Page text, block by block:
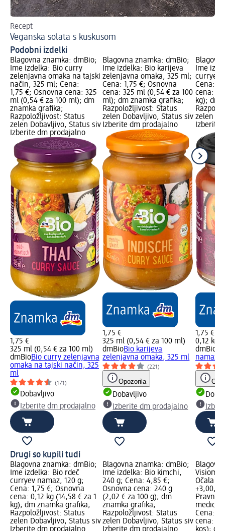
Recept
Veganska solata s kuskusom
Podobni izdelki
Blagovna znamka: dmBio;
Ime izdelka: Bio curry
zelenjavna omaka na tajski
način, 325 ml; Cena:
1,75 €; Osnovna cena: 325
ml (0,54 € za 100 ml); dm
znamka grafika;
Razpoložljivost: Status
zelen Dobavljivo, Status siv
Izberite dm prodajalno
1,75 €
325 ml (0,54 € za 100 ml)
dmBioBio curry zelenjavna
omaka na tajski način, 325
ml
(171)
Dobavljivo
Izberite dm prodajalno
Blagovna znamka: dmBio;
Ime izdelka: Bio karijeva
zelenjavna omaka, 325 ml;
Cena: 1,75 €; Osnovna
cena: 325 ml (0,54 € za 100
ml); dm znamka grafika;
Razpoložljivost: Status
zelen Dobavljivo, Status siv
Izberite dm prodajalno
1,75 €
325 ml (0,54 € za 100 ml)
dmBioBio karijeva
zelenjavna omaka, 325 ml
(221)
Opozorila
Dobavljivo
Izberite dm prodajalno
Ime
curryev
Cena:
cena:
kg); dm
zelen
Izberite
1,75 €
0,12 kg
dmBio
namaz,
Drugi so kupili tudi
Blagovna znamka: dmBio;
Ime izdelka: Bio rdeč
curryev namaz, 120 g;
Cena: 1,75 €; Osnovna
cena: 0,12 kg (14,58 € za 1
kg); dm znamka grafika;
Razpoložljivost: Status
zelen Dobavljivo, Status siv
Blagovna znamka: dmBio;
Ime izdelka: Bio kimchi,
240 g; Cena: 4,85 €;
Osnovna cena: 240 g
(2,02 € za 100 g); dm
znamka grafika;
Razpoložljivost: Status
zelen Dobavljivo, Status siv
Očala
+3,00,
Pravna
Cena:
cena: 1